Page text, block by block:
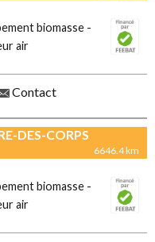
biomasse -
air
Contact
DES-CORPS
6646.4 km
biomasse -
air